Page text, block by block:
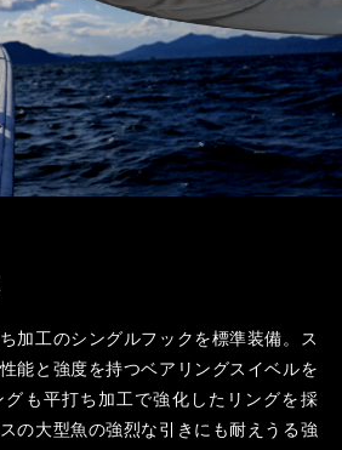
加工のシングルフックを標準装備。ス
能と強度を持つベアリングスイベルを
も平打ち加工で強化したリングを採
の大型魚の強烈な引きにも耐えうる強